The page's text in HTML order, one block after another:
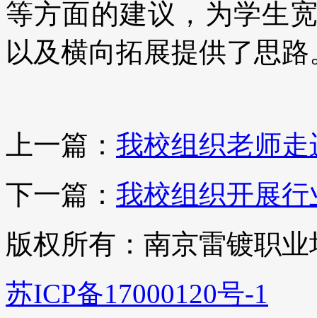
等方面的建议，为学生
以及横向拓展提供了思路
上一篇： 我校组织老师
下一篇： 我校组织开展
版权所有：南京雷镀职
苏ICP备17000120号-1